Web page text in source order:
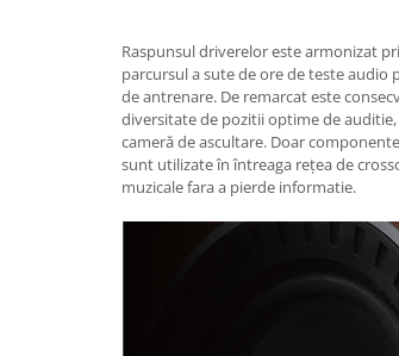
Raspunsul driverelor este armonizat
parcursul a sute de ore de teste
de antrenare. De remarcat este
diversitate de pozitii optime de
cameră de ascultare. Doar
sunt utilizate în întreaga rețea de
muzicale fara a pierde informatie.